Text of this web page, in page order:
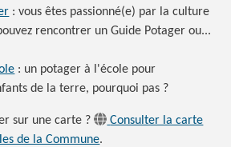
: vous êtes passionné(e) par la culture
rencontrer un Guide Potager ou...
: un potager à l'école pour
de la terre, pourquoi pas ?
sur unecarte ?
Consulter la carte
de la Commune.